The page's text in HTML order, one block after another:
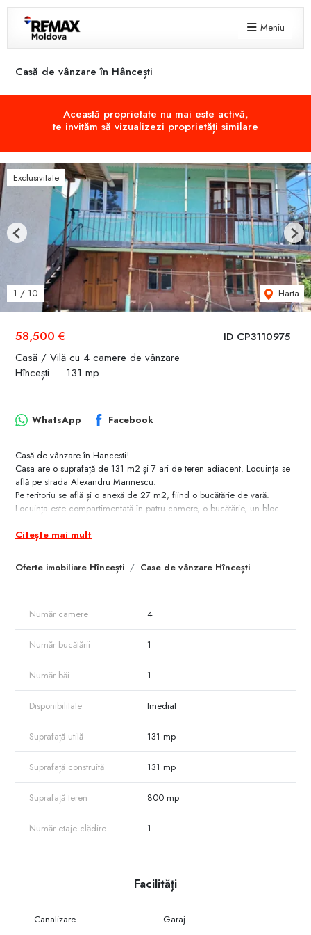
Meniu
Casă de vânzare în Hâncești
Această proprietate nu mai este activă,
te invităm să vizualizezi proprietăți similare
ID CP3110975
58,500 €
Casă / Vilă cu 4 camere de vânzare
Hîncești
131 mp
Exclusivitate
1 / 10 Harta
Previous Next
Oferte imobiliare Hîncești Case de vânzare Hîncești
WhatsApp Facebook
Casă de vânzare în Hancesti!
Casa are o suprafață de 131 m2 și 7 ari de teren adiacent. Locuința se
află pe strada Alexandru Marinescu.
Pe teritoriu se află și o anexă de 27 m2, fiind o bucătărie de vară.
Locuința este compartimentată în patru camere, o bucătărie, un bloc
Dotări și avantaje:
Mobilă + tehnică de uz casnic
Garaj
Contactează-mă pentru mai multe detalii sau pentru o vizionare.
Citește mai mult
Număr camere 4
Număr bucătării 1
Număr băi 1
Disponibilitate Imediat
Suprafață utilă 131 mp
Suprafață construită 131 mp
Suprafață teren 800 mp
Număr etaje clădire 1
Facilități
Canalizare Garaj